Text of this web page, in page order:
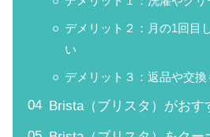
デメリット２：月の1回目
い
デメリット３：返品や交
Brista（ブリスタ）がおす